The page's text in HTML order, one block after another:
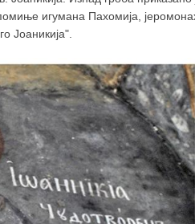
помиње игумана Пахомија,
Јоаникија".